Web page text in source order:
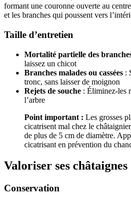
formant une couronne ouverte au
et les branches qui poussent vers
Taille d’entretien
Mortalité partielle des
laissez un chicot
Branches malades ou cassées :
tronc, sans laisser de moignon
Rejets de souche : Éliminez-les
l’arbre
Point important : Les grosses
cicatrisent mal chez le
de plus de 5 cm de diamètre.
cicatrisant en prévention du
Valoriser ses châtaignes
Conservation